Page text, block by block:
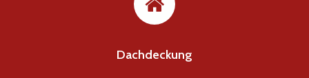
Dachdeckung